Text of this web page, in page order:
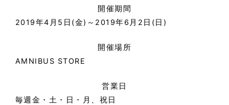
開催期間
2019年4月5日(金)～2019年6月2日(日)
開催場所
AMNIBUS STORE
営業日
毎週金・土・日・月、祝日